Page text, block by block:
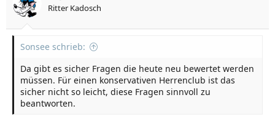
r
a
Ritter Kadosch
Sonsee schrieb:
Da gibt es sicher Fragen die heute neu bewertet werden
müssen. Für einen konservativen Herrenclub ist das
sicher nicht so leicht, diese Fragen sinnvoll zu
beantworten.